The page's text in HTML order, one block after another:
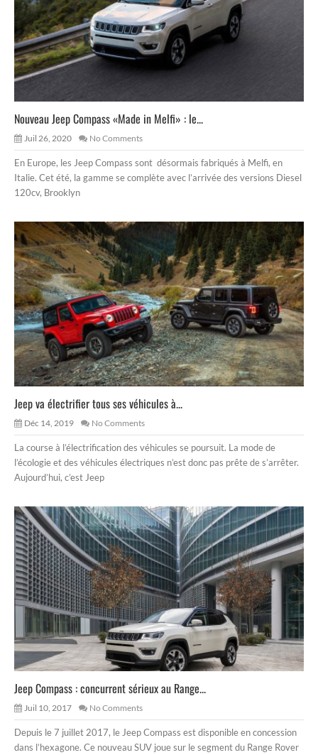
Nouveau Jeep Compass «Made in Melfi» : le...
Juil 26, 2020 No Comments
En Europe, les Jeep Compass sont désormais fabriqués à Melfi, en
Italie. Cet été, la gamme se complète avec l’arrivée des versions Diesel
120cv, Brooklyn
Jeep va électrifier tous ses véhicules à...
Déc 14, 2019 No Comments
La course à l’électrification des véhicules se poursuit. La mode de
l’écologie et des véhicules électriques n’est donc pas prête de s’arrêter.
Aujourd’hui, c’est Jeep
Jeep Compass : concurrent sérieux au Range...
Juil 10, 2017 No Comments
Depuis le 7 juillet 2017, le Jeep Compass est disponible en concession
dans l’hexagone. Ce nouveau SUV joue sur le segment du Range Rover